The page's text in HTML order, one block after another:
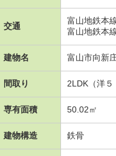
交通
富山地鉄本
富山地鉄本
建物名 富山市向新
間取り 2LDK（洋
専有面積 50.02㎡
建物構造 鉄骨